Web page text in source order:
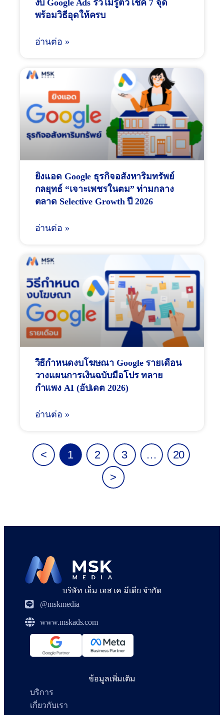
งบ Google Ads รั่วไม่รู้ตัว เช็ค 7 จุด
พร้อมวิธีอุดให้ครบ
อ่านต่อ »
ยิงแอด Google ธุรกิจอสังหาริมทรัพย์
กลยุทธ์ “เจาะเพชรในตม” ท่ามกลาง
ตลาด Selective Growth ปี 2026
อ่านต่อ »
วิธีกำหนดงบโฆษณา Google รายเดือน
วางแผนการเงินฉบับมือโปร ทลาย
กำแพง AI (อัปเดต 2026)
อ่านต่อ »
1 2 3 … 20
บริษัท เอ็ม เอส เค มีเดีย จำกัด
@mskmedia
www.mskads.com
ข้อมูลเพิ่มเติม
บริการ
เกี่ยวกับเรา